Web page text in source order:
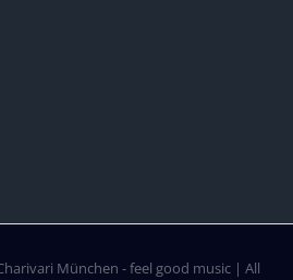
München - feel good music | All